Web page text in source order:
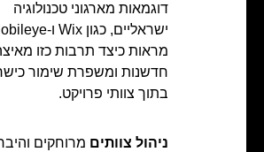
דוגמאות מארגוני טכנולוגיה
מראות כיצד תרבות כזו
חדשנות ומשפרת שימור
בתוך צוותי פרויקט.
ניהול צוותים מרוחקים